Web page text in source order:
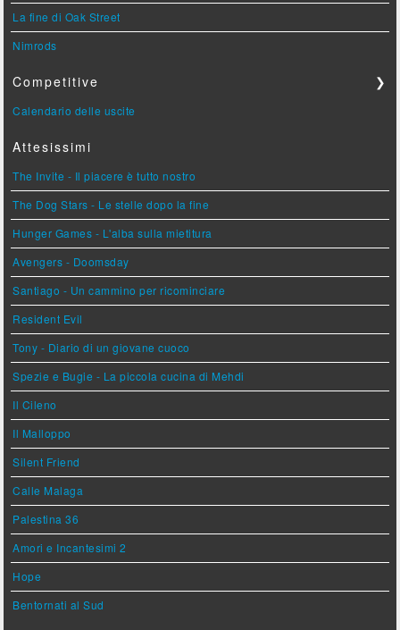
La fine di Oak Street
Nimrods
Competitive ❯
Calendario delle uscite
Attesissimi
The Invite - Il piacere è tutto nostro
The Dog Stars - Le stelle dopo la fine
Hunger Games - L'alba sulla mietitura
Avengers - Doomsday
Santiago - Un cammino per ricominciare
Resident Evil
Tony - Diario di un giovane cuoco
Spezie e Bugie - La piccola cucina di Mehdi
Il Cileno
Il Malloppo
Silent Friend
Calle Malaga
Palestina 36
Amori e Incantesimi 2
Hope
Bentornati al Sud